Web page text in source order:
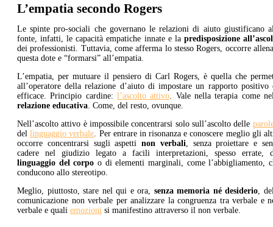
L’empatia secondo Rogers
Le spinte pro-sociali che governano le relazioni di aiuto giustificano
fonte, infatti, le capacità empatiche innate e la predisposizione
dei professionisti. Tuttavia, come afferma lo stesso Rogers, occorre
questa dote e “formarsi” all’empatia.
L’empatia, per mutuare il pensiero di Carl Rogers, è quella che
all’operatore della relazione d’aiuto di impostare un rapporto positivo
efficace. Principio cardine: l’ascolto attivo . Vale nella terapia come
relazione educativa . Come, del resto, ovunque.
Nell’ascolto attivo è impossibile concentrarsi solo sull’ascolto delle
dellinguaggio verbale . Per entrare in risonanza e conoscere meglio gli
occorre concentrarsi sugli aspettinon verbali , senza proiettare e
cadere nel giudizio legato a facili interpretazioni, spesso errate,
linguaggio del corpo o di elementi marginali, come l’abbigliamento,
conducono allo stereotipo.
Meglio, piuttosto, stare nel qui e ora, senza memoria né desiderio ,
comunicazione non verbale per analizzare la congruenza tra verbale e
verbale e quali emozioni si manifestino attraverso il non verbale.